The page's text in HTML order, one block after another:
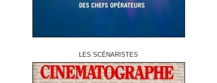
LES SCÉNARISTES